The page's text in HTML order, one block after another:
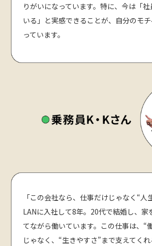
りがいになっています。特に、今は「
いる」と実感できることが、自分のモ
っています。
「この会社なら、仕事だけじゃなく“人
LANに入社して8年。20代で結婚し、家
てながら働いています。この仕事は、“
じゃなく、“生きやすさ”まで支えてく